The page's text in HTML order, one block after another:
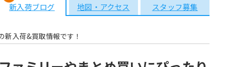
新入荷ブログ 地図・アクセス スタッフ募集
新入荷&買取情報です！